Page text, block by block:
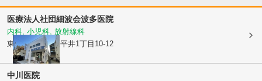
医療法人社団細波会波多医院
内科, 小児科, 放射線科
東京都江戸川区 平井1丁目10-12
中川医院